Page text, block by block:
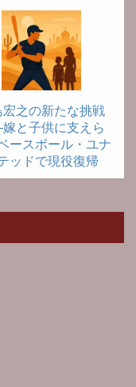
宏之の新たな挑戦
と子供に支えら
ースボール・ユナ
ッドで現役復帰